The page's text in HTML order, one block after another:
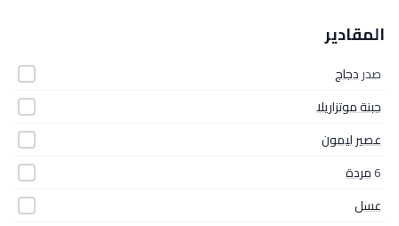
المقادير
صدردجاج
جبنة موتزاريلا
عصير ليمون
6مردة
عسل